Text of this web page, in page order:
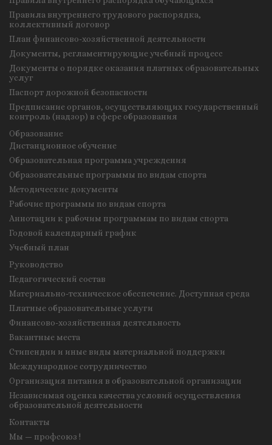
Правила внутреннего трудового распорядка,
коллективный договор
План финансово-хозяйственной деятельности
Документы, регламентирующие учебный процесс
Документы о порядке оказания платных образовательных
услуг
Паспорт дорожной безопасности
Предписание органов, осуществляющих государственный
контроль (надзор) в сфере образования
Образование
Дистанционное обучение
Образовательная программа учреждения
Образовательные программы по видам спорта
Методические документы
Рабочие программы по видам спорта
Аннотации к рабочим программам по видам спорта
Годовой календарный график
Учебный план
Руководство
Педагогический состав
Материально-техническое обеспечение. Доступная среда
Платные образовательные услуги
Финансово-хозяйственная деятельность
Вакантные места
Стипендии и иные виды материальной поддержки
Международное сотрудничество
Организация питания в образовательной организации
Независимая оценка качества условий осуществления
образовательной деятельности
Контакты
Мы — профсоюз !